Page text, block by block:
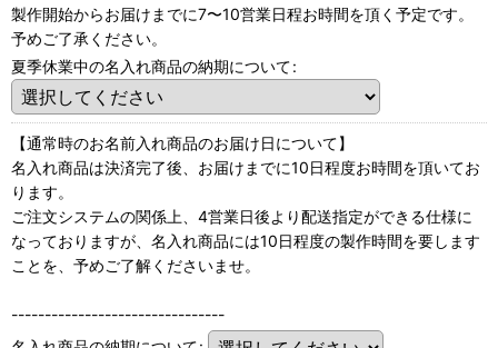
製作開始からお届けまでに7〜10営業日程お時間を頂く予定です。
予めご了承ください。
夏季休業中の名入れ商品の納期について:
【通常時のお名前入れ商品のお届け日について】
名入れ商品は決済完了後、お届けまでに10日程度お時間を頂いてお
ります。
ご注文システムの関係上、4営業日後より配送指定ができる仕様に
なっておりますが、名入れ商品には10日程度の製作時間を要します
ことを、予めご了解くださいませ。
--------------------------------